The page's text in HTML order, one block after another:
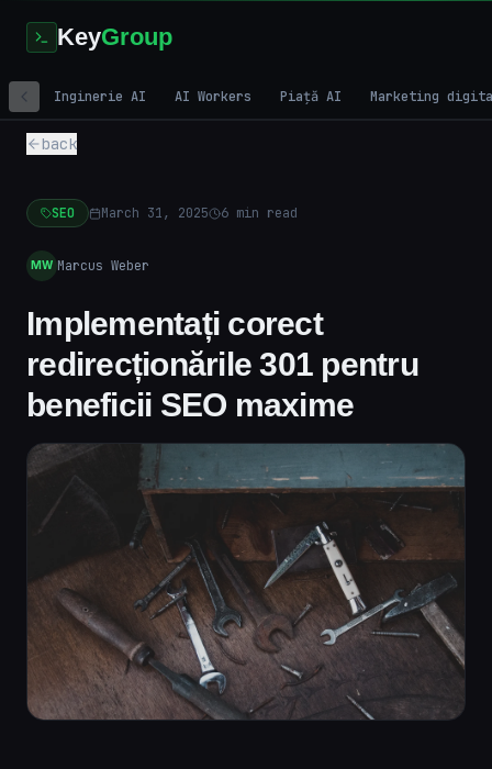
KeyGroup
Inginerie AI AI Workers Piață AI Marketing
back
SEO March 31, 2025 6 min read
MW Marcus Weber
Implementați corect
redirecționările 301 pentru
beneficii SEO maxime